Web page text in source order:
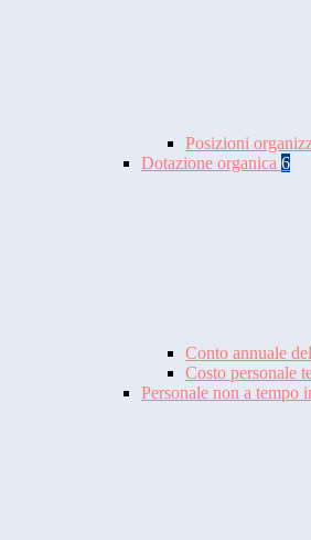
Posizioni
Dotazione organica 6
Conto annuale
Costo personale
Personale non a tempo